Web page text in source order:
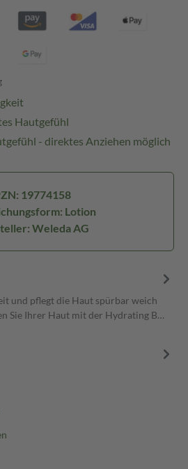
Hautgefühl
- direktes Anziehen möglich
19774158
Lotion
Weleda AG
und pflegt die Haut spürbar weich
Sie Ihrer Haut mit der Hydrating B…